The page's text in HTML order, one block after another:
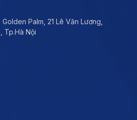
Palm, 21 Lê Văn Lương,
Tp.Hà Nội